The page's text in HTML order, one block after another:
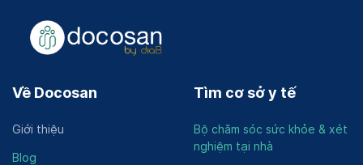
Về Docosan
Giới thiệu
Blog
Tìm cơ sở y tế
Bộ chăm sóc sức khỏe & xét
nghiệm tại nhà